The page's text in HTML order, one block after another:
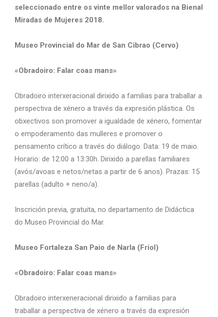
seleccionado entre os vinte mellor valorados na Bienal
Miradas de Mujeres 2018.
Museo Provincial do Mar de San Cibrao (Cervo)
«Obradoiro: Falar coas mans»
Obradoiro interxeracional dirixido a familias para traballar a
perspectiva de xénero a través da expresión plástica. Os
obxectivos son promover a igualdade de xénero, fomentar
o empoderamento das mulleres e promover o
pensamento crítico a través do diálogo. Data: 19 de maio.
Horario: de 12:00 a 13:30h. Dirixido a parellas familiares
(avós/avoas e netos/netas a partir de 6 anos). Prazas: 15
parellas (adulto + neno/a).
Inscrición previa, gratuita, no departamento de Didáctica
do Museo Provincial do Mar.
Museo Fortaleza San Paio de Narla (Friol)
«Obradoiro: Falar coas mans»
Obradoiro interxeneracional dirixido a familias para
traballar a perspectiva de xénero a través da expresión